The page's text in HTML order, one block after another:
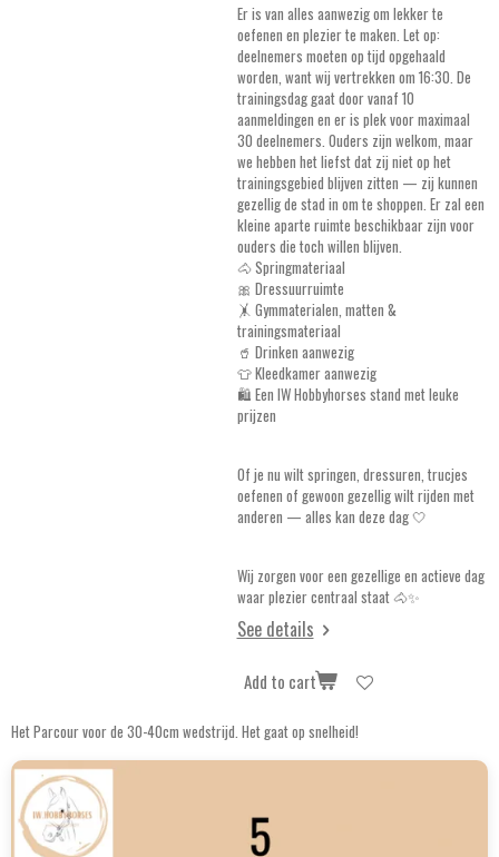
Er is van alles aanwezig om lekker te
oefenen en plezier te maken. Let op:
deelnemers moeten op tijd opgehaald
worden, want wij vertrekken om 16:30. De
trainingsdag gaat door vanaf 10
aanmeldingen en er is plek voor maximaal
30 deelnemers. Ouders zijn welkom, maar
we hebben het liefst dat zij niet op het
trainingsgebied blijven zitten — zij kunnen
gezellig de stad in om te shoppen. Er zal een
kleine aparte ruimte beschikbaar zijn voor
ouders die toch willen blijven.
🐴 Springmateriaal
🎀 Dressuurruimte
🤸 Gymmaterialen, matten &
trainingsmateriaal
🥤 Drinken aanwezig
👕 Kleedkamer aanwezig
🛍️ Een IW Hobbyhorses stand met leuke
prijzen
Of je nu wilt springen, dressuren, trucjes
oefenen of gewoon gezellig wilt rijden met
anderen — alles kan deze dag 🤍
Wij zorgen voor een gezellige en actieve dag
waar plezier centraal staat 🐴✨
See details
Add to cart
Het Parcour voor de 30-40cm wedstrijd. Het gaat op snelheid!